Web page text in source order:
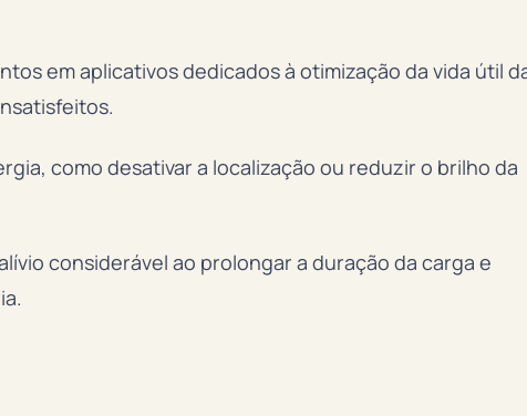
em aplicativos dedicados à otimização da vida útil
como desativar a localização ou reduzir o brilho da
considerável ao prolongar a duração da carga e